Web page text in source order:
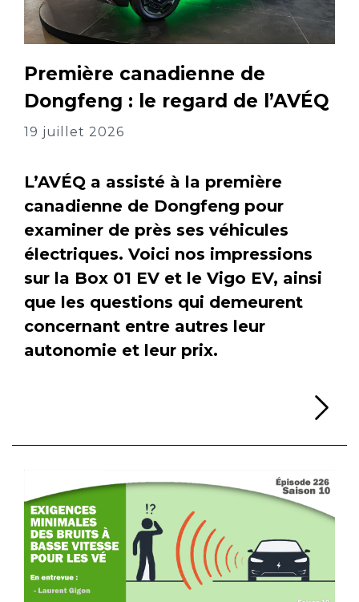
Première canadienne de
Dongfeng : le regard de l’AVÉQ
19 juillet 2026
L’AVÉQ a assisté à la première
canadienne de Dongfeng pour
examiner de près ses véhicules
électriques. Voici nos impressions
sur la Box 01 EV et le Vigo EV, ainsi
que les questions qui demeurent
concernant entre autres leur
autonomie et leur prix.